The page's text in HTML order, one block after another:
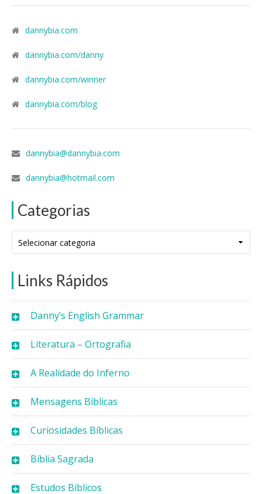
dannybia.com
dannybia.com/danny
dannybia.com/winner
dannybia.com/blog
dannybia@dannybia.com
dannybia@hotmail.com
Categorias
Links Rápidos
Danny’s English Grammar
Literatura – Ortografia
A Realidade do Inferno
Mensagens Bíblicas
Curiosidades Bíblicas
Bíblia Sagrada
Estudos Bíblicos